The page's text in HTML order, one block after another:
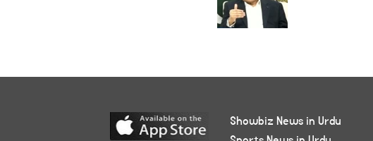
Showbiz News in Urdu